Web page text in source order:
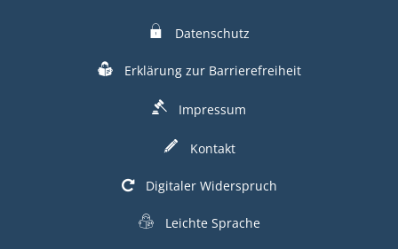
Datenschutz
Erklärung zur Barrierefreiheit
Impressum
Kontakt
Digitaler Widerspruch
Leichte Sprache